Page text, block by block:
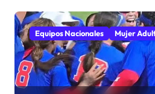
d
a
s
Equipos Nacionales Mujer